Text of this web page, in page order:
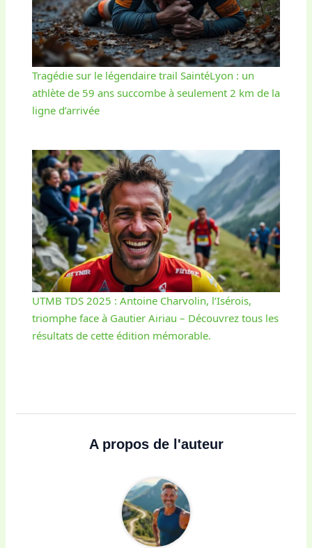
Tragédie sur le légendaire trail SaintéLyon : un
athlète de 59 ans succombe à seulement 2 km de la
ligne d’arrivée
UTMB TDS 2025 : Antoine Charvolin, l’Isérois,
triomphe face à Gautier Airiau – Découvrez tous les
résultats de cette édition mémorable.
A propos de l'auteur